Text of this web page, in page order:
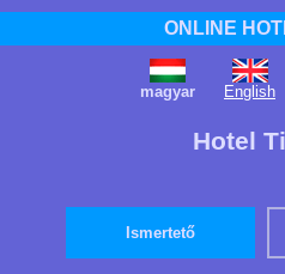
ONLINE
magyar English
Hotel
Ismertető